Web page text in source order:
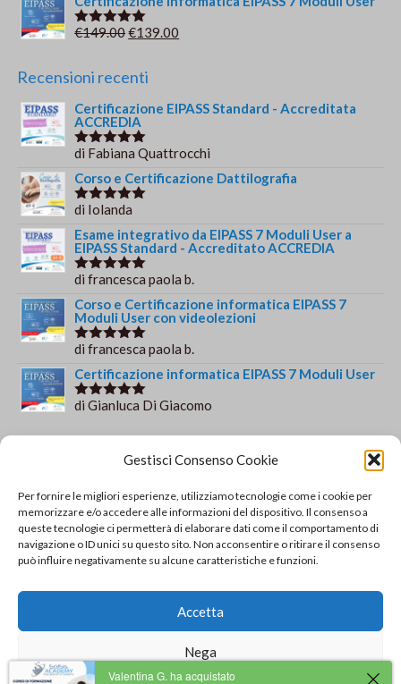
Gestisci Consenso Cookie
Per fornire le migliori esperienze, utilizziamo tecnologie come i cookie per
memorizzare e/o accedere alle informazioni del dispositivo. Il consenso a
queste tecnologie ci permetterà di elaborare dati come il comportamento di
navigazione o ID unici su questo sito. Non acconsentire o ritirare il consenso
può influire negativamente su alcune caratteristiche e funzioni.
Accetta
Nega
Valutato
€149.00Il
originale
€149.00.
€139.00
€139.00.
Recensioni recenti
Certificazione EIPASS Standard - Accreditata
ACCREDIA
Valutato5
di Fabiana Quattrocchi
Corso e Certificazione Dattilografia
Valutato5
di Iolanda
Esame integrativo da EIPASS 7 Moduli User a
EIPASS Standard - Accreditato ACCREDIA
Valutato5
di francesca paola b.
Corso e Certificazione informatica EIPASS 7
Moduli User con videolezioni
Valutato5
di francesca paola b.
Certificazione informatica EIPASS 7 Moduli User
Valutato5
di Gianluca Di Giacomo
84013 Cava de' Tirreni
+39 329 952 9244
info@solsisacademy.it
Lun-Ven: 09:30-18:30, Sab: 10:00-12:00
Pausa pranzo: 13:30-15:30
© Copyright - SOLSIS Academy by SOLUZIONE E
SISTEMI di Catino Valentino - Via Gaudio Maiori - 84013
Cava De' Tirreni (SA) - P.Iva 04893790651 REA: